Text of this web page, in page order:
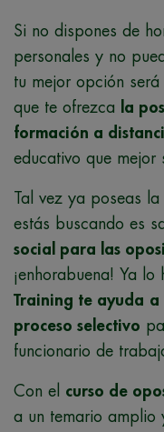
Si no dispones de
personales y no
tu mejor opción
que te ofrezca
la
formación a
educativo que mejor
Tal vez ya poseas
estás buscando es
social para las
¡enhorabuena! Ya lo
Training te ayuda a
proceso selectivo
funcionario de
Con el curso de
a un temario amplio